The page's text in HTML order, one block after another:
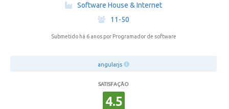
Software House & Internet
·
11-50
Submetido há 6 anos por Programador de software
angularjs
SATISFAÇÃO
4.5